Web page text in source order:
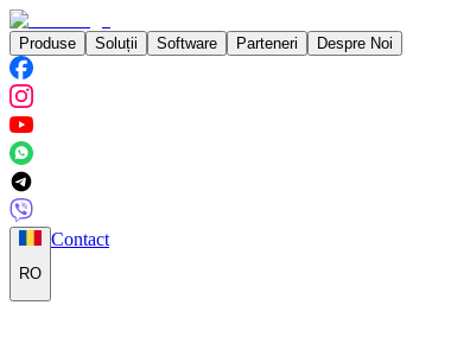
Produse Soluții Software Parteneri Despre Noi
RO
Contact